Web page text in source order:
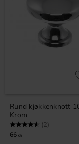
Rund kjøkkenknott
Krom
Karakter: (2)
66 KR